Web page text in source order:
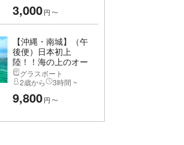
3,000円 〜
【沖縄・南城】（午
後便）日本初上
陸！！海の上のオー
シ...グラスボート
2歳から
3時間 ~
9,800円 〜